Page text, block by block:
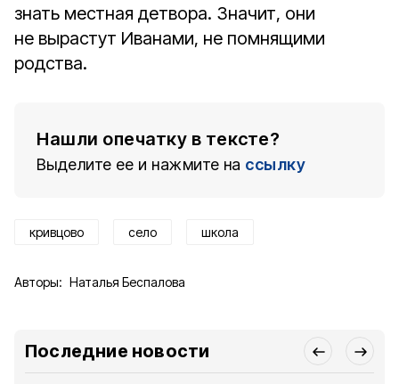
знать местная детвора. Значит, они
не вырастут Иванами, не помнящими
родства.
Нашли опечатку в тексте?
Выделите ее и нажмите на ссылку
кривцово село школа
Авторы: Наталья Беспалова
Последние новости